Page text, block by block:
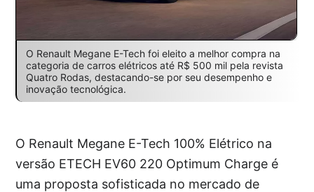
O Renault Megane E-Tech foi eleito a melhor compra na
categoria de carros elétricos até R$ 500 mil pela revista
Quatro Rodas, destacando-se por seu desempenho e
inovação tecnológica.
O Renault Megane E-Tech 100% Elétrico na
versão ETECH EV60 220 Optimum Charge é
uma proposta sofisticada no mercado de